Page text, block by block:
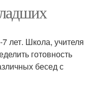
лет. Школа, учителя
готовность
бесед с